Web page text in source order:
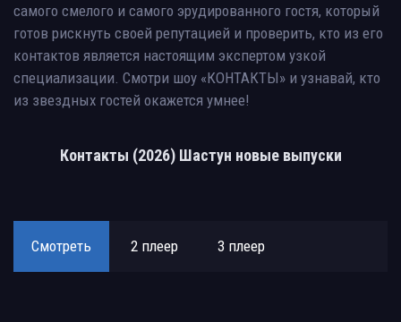
самого смелого и самого эрудированного гостя, который
готов рискнуть своей репутацией и проверить, кто из его
контактов является настоящим экспертом узкой
специализации. Смотри шоу «КОНТАКТЫ» и узнавай, кто
из звездных гостей окажется умнее!
Контакты (2026) Шастун новые выпуски
Смотреть 2 плеер 3 плеер